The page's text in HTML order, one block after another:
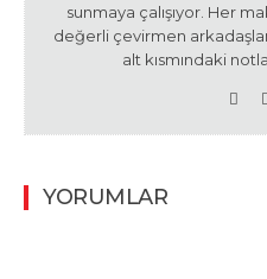
sunmaya çalışıyor. Her
değerli çevirmen
alt kısmındaki
YORUMLAR